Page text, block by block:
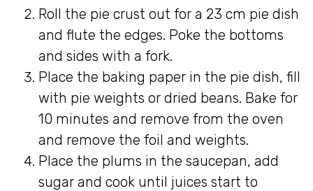
Roll the pie crust out for a 23 cm pie dish
and flute the edges. Poke the bottoms
and sides with a fork.
Place the baking paper in the pie dish, fill
with pie weights or dried beans. Bake for
10 minutes and remove from the oven
and remove the foil and weights.
Place the plums in the saucepan, add
sugar and cook until juices start to